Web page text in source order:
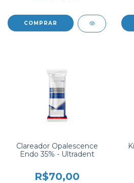
COMPRAR
Clareador Opalescence
Endo 35% - Ultradent
R$70,00